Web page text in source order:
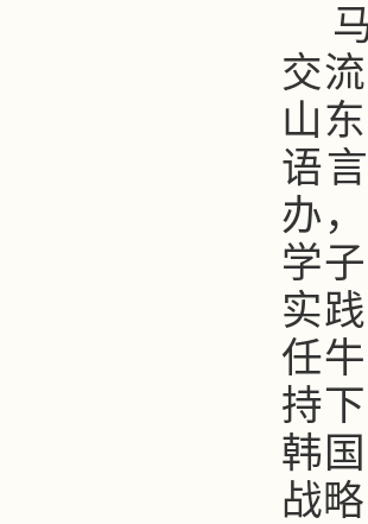
交
山
语
办
学
实
任
持
韩
战